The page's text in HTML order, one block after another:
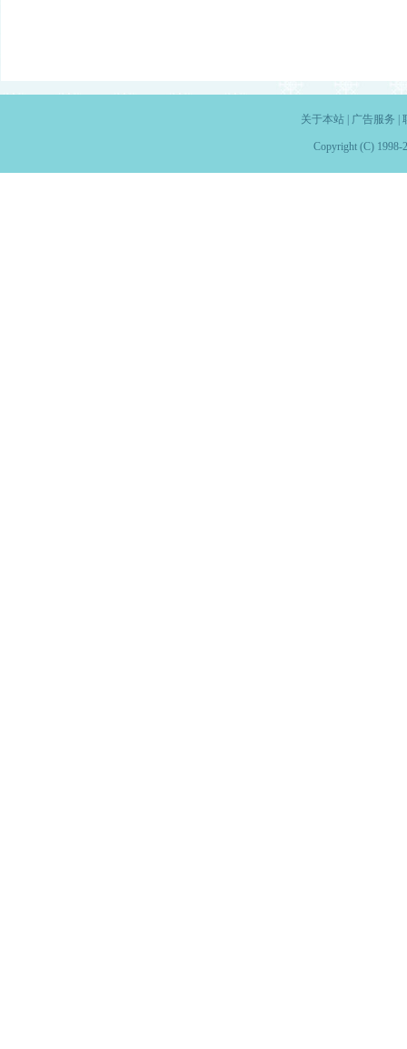
关于本站| 广告服务
Copyright (C) 1998-